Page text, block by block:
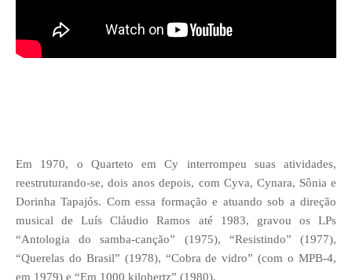
Em 1970, o Quarteto em Cy interrompeu suas atividades,
reestruturando-se, dois anos depois, com Cyva, Cynara, Sônia e
Dorinha Tapajós. Com essa formação e atuando sob a direção
musical de Luís Cláudio Ramos até 1983, gravou os LPs
“Antologia do samba-canção” (1975), “Resistindo” (1977),
“Querelas do Brasil” (1978), “Cobra de vidro” (com o MPB-4,
em 1979) e “Em 1000 kilohertz” (1980).